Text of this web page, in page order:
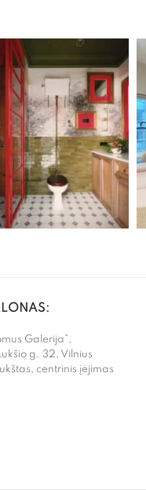
Galerija”,
g. 32, Vilnius
centrinis įėjimas